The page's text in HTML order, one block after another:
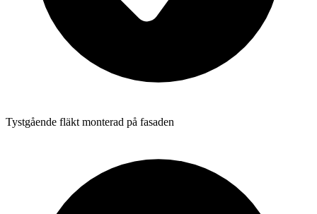
Tystgående fläkt monterad på fasaden